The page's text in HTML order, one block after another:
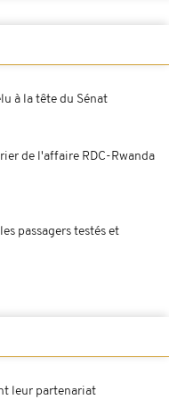
à la tête du Sénat
de l'affaire RDC-Rwanda
passagers testés et
leur partenariat